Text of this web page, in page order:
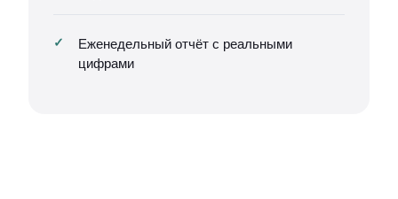
Еженедельный отчёт с реальными
цифрами